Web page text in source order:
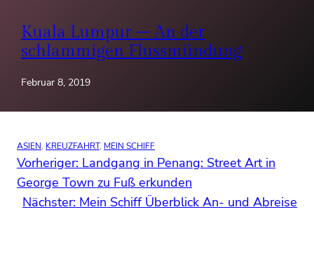
Kuala Lumpur – An der
schlammigen Flussmündung
Februar 8, 2019
ASIEN, KREUZFAHRT, MEIN SCHIFF
Vorheriger: Landgang in Penang: Street Art in
George Town zu Fuß erkunden
Nächster: Mein Schiff Überblick An- und Abreise